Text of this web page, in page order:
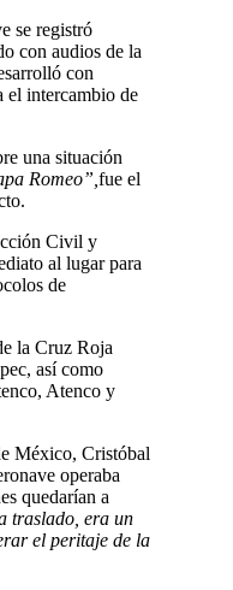
se registró
con audios de la
con
el intercambio de
una situación
Romeo”, fue el
Civil y
al lugar para
de
la Cruz Roja
así como
Atenco y
México, Cristóbal
operaba
quedarían a
traslado, era un
el peritaje de la